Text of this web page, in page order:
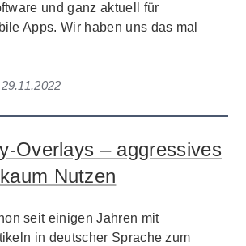
und ganz aktuell für
Apps. Wir haben uns das mal
29.11.2022
Overlays – aggressives
Nutzen
seit einigen Jahren mit
in deutscher Sprache zum